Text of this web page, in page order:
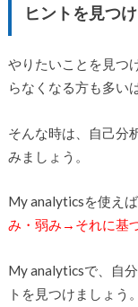
ヒントを見つ
やりたいことを見つ
らなくなる方も多い
そんな時は、自己分
みましょう。
My analyticsを使えば
み・弱み→それに基
My analyticsで、自
トを見つけましょう。